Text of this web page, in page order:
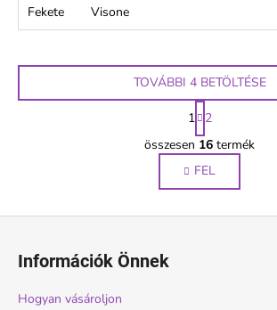
Fekete Visone
L
i
s
t
a
TOVÁBBI 4 BETÖLTÉSE
L
a
p
o
z
á
1
2
összesen 16 termék
FEL
Információk Önnek
Hogyan vásároljon